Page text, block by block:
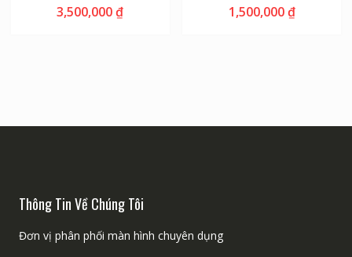
3,500,000₫ 1,500,000₫
Thông Tin Về Chúng Tôi
Đơn vị phân phối màn hình chuyên dụng